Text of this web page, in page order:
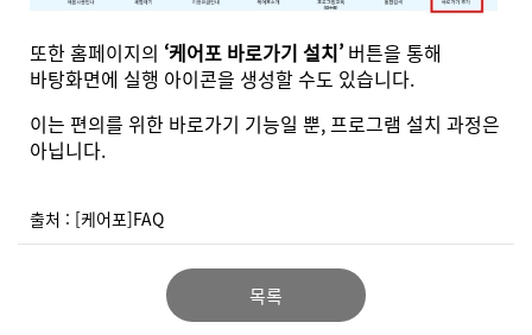
또한 홈페이지의 ‘케어포 바로가기 설치’ 버튼을 통해
바탕화면에 실행 아이콘을 생성할 수도 있습니다.
이는 편의를 위한 바로가기 기능일 뿐, 프로그램 설치 과정은
아닙니다.
출처 : [케어포]FAQ
목록